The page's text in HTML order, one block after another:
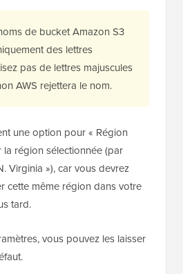
de bucket Amazon S3
des lettres
pas de lettres majuscules
AWS rejettera le nom.
une option pour « Région
la région sélectionnée (par
Virginia »), car vous devrez
cette même région dans votre
tard.
vous pouvez les laisser